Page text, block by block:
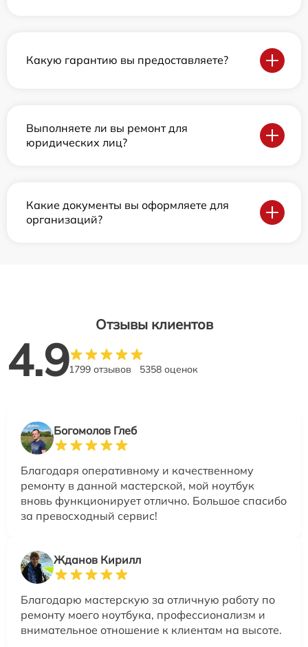
Какую гарантию вы предоставляете?
Выполняете ли вы ремонт для
юридических лиц?
Какие документы вы оформляете для
организаций?
Отзывы клиентов
4.91799 отзывов 5358 оценок
Богомолов Глеб
Благодаря оперативному и качественному
ремонту в данной мастерской, мой ноутбук
вновь функционирует отлично. Большое спасибо
за превосходный сервис!
Жданов Кирилл
Благодарю мастерскую за отличную работу по
ремонту моего ноутбука, профессионализм и
внимательное отношение к клиентам на высоте.